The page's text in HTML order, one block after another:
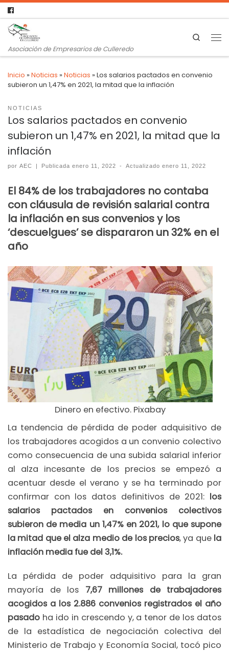
Asociación de Empresarios de Culleredo
Search
Inicio »Noticias »Noticias »Los salarios pactados en convenio
subieron un 1,47% en 2021, la mitad que la inflación
NOTICIAS
Los salarios pactados en convenio
subieron un 1,47% en 2021, la mitad que la
inflación
por AEC | Publicadaenero 11, 2022 - Actualizadoenero 11, 2022
El 84% de los trabajadores no contaba
con cláusula de revisión salarial contra
la inflación en sus convenios y los
‘descuelgues’ se dispararon un 32% en el
año
Dinero en efectivo. Pixabay
La tendencia de pérdida de poder adquisitivo de
los trabajadores acogidos a un convenio colectivo
como consecuencia de una subida salarial inferior
al alza incesante de los precios se empezó a
acentuar desde el verano y se ha terminado por
confirmar con los datos definitivos de 2021: los
salarios pactados en convenios colectivos
subieron de media un 1,47% en 2021, lo que supone
la mitad que el alza medio de los precios, ya que la
inflación media fue del 3,1%.
La pérdida de poder adquisitivo para la gran
mayoría de los 7,67 millones de trabajadores
acogidos a los 2.886 convenios registrados el año
pasado ha ido in crescendo y, a tenor de los datos
de la estadística de negociación colectiva del
Ministerio de Trabajo y Economía Social, tocó pico